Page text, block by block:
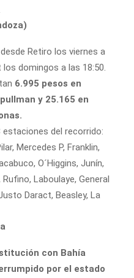
Retiro los viernes a
domingos a las 18:50.
6.995 pesos en
y 25.165 en
estaciones del recorrido:
Mercedes P, Franklin,
O´Higgins, Junín,
Laboulaye, General
Daract, Beasley, La
con Bahía
por el estado